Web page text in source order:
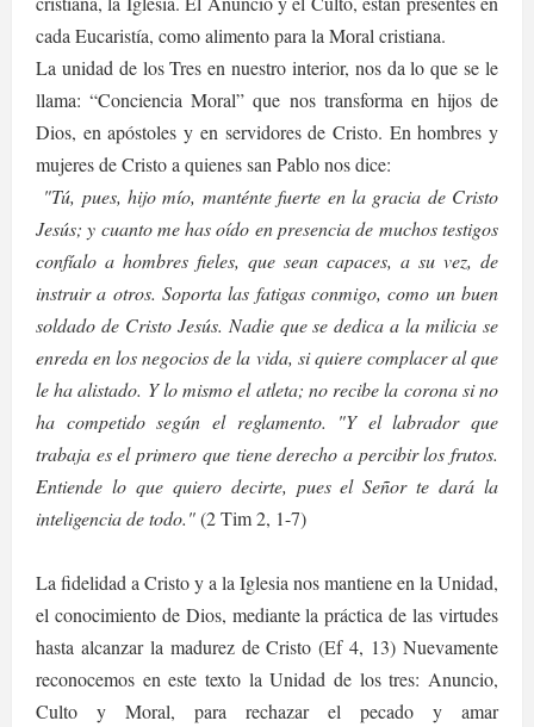
cada Eucaristía, como alimento para la Moral cristiana.
La unidad de los Tres en nuestro interior, nos da lo que se le
llama: “Conciencia Moral” que nos transforma en hijos de
Dios, en apóstoles y en servidores de Cristo. En hombres y
mujeres de Cristo a quienes san Pablo nos dice:
"Tú, pues, hijo mío, manténte fuerte en la gracia de Cristo
Jesús; y cuanto me has oído en presencia de muchos testigos
confíalo a hombres fieles, que sean capaces, a su vez, de
instruir a otros. Soporta las fatigas conmigo, como un buen
soldado de Cristo Jesús. Nadie que se dedica a la milicia se
enreda en los negocios de la vida, si quiere complacer al que
le ha alistado. Y lo mismo el atleta; no recibe la corona si no
ha competido según el reglamento. "Y el labrador que
trabaja es el primero que tiene derecho a percibir los frutos.
Entiende lo que quiero decirte, pues el Señor te dará la
inteligencia de todo."(2 Tim 2, 1-7)
La fidelidad a Cristo y a la Iglesia nos mantiene en la Unidad,
el conocimiento de Dios, mediante la práctica de las virtudes
hasta alcanzar la madurez de Cristo (Ef 4, 13) Nuevamente
reconocemos en este texto la Unidad de los tres: Anuncio,
Culto y Moral, para rechazar el pecado y amar